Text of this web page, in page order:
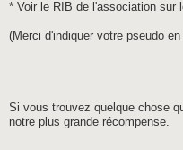
* Voir le RIB de l'association sur
(Merci d'indiquer votre pseudo
Si vous trouvez quelque chose
notre plus grande récompense.